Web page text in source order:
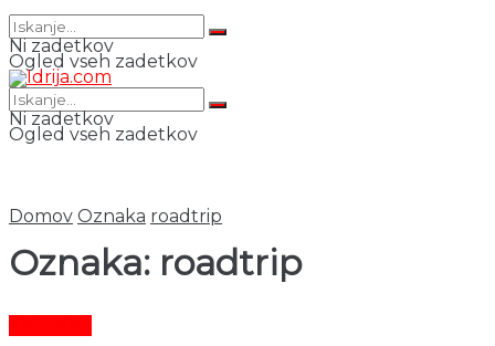
Ni zadetkov
Ogled vseh zadetkov
Ni zadetkov
Ogled vseh zadetkov
Domov Oznaka roadtrip
Oznaka: roadtrip